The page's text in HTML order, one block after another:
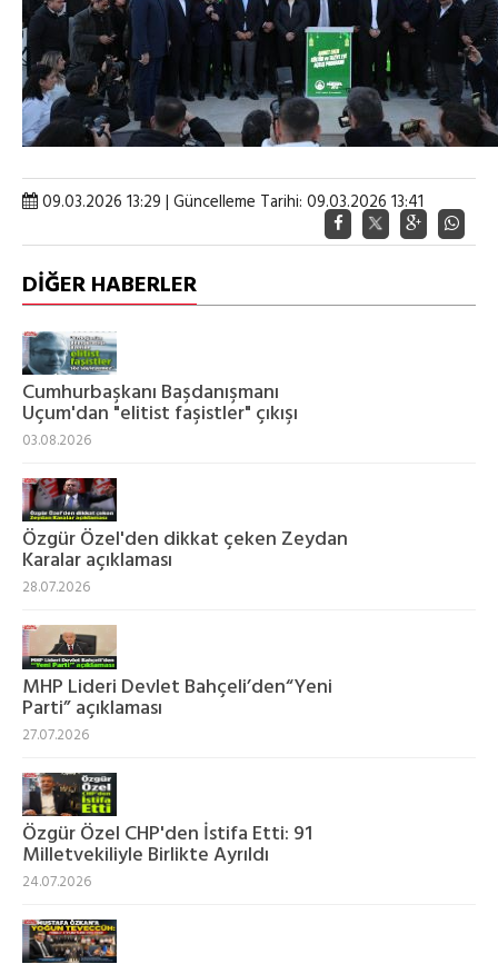
09.03.2026 13:29 | Güncelleme Tarihi: 09.03.2026 13:41
DİĞER HABERLER
Cumhurbaşkanı Başdanışmanı
Uçum'dan "elitist faşistler" çıkışı
03.08.2026
Özgür Özel'den dikkat çeken Zeydan
Karalar açıklaması
28.07.2026
MHP Lideri Devlet Bahçeli’den“Yeni
Parti” açıklaması
27.07.2026
Özgür Özel CHP'den İstifa Etti: 91
Milletvekiliyle Birlikte Ayrıldı
24.07.2026